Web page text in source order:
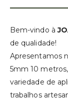
Bem-vindo à
de qualidade!
Apresentamos
5mm 10
variedade de
trabalhos